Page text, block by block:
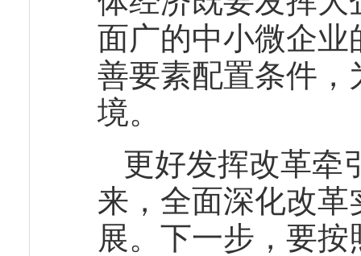
面广的中小微企
善要素配置条件
境。
更好发挥改革牵
来，全面深化改
展。下一步，要